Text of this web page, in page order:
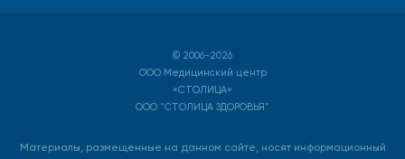
© 2006-2026
ООО Медицинский центр
«СТОЛИЦА»
ООО "СТОЛИЦА ЗДОРОВЬЯ"
Материалы, размещенные на данном сайте, носят информационный